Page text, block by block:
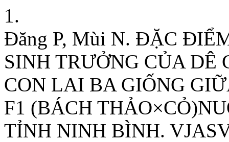
1.
Đăng P, Mùi N. ĐẶC
SINH TRƯỞNG CỦA DÊ
CON LAI BA GIỐNG
F1 (BÁCH
TỈNH NINH BÌNH.